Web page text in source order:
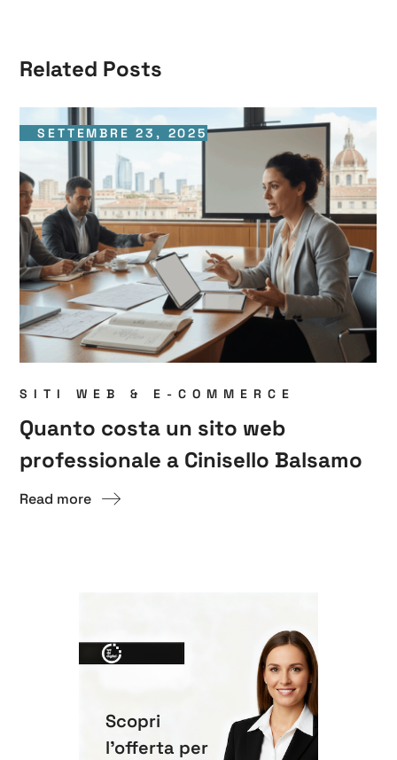
Related Posts
SETTEMBRE 23, 2025
SITI WEB & E-COMMERCE
Quanto costa un sito web
professionale a Cinisello Balsamo
Read more
Scopri
l'offerta per